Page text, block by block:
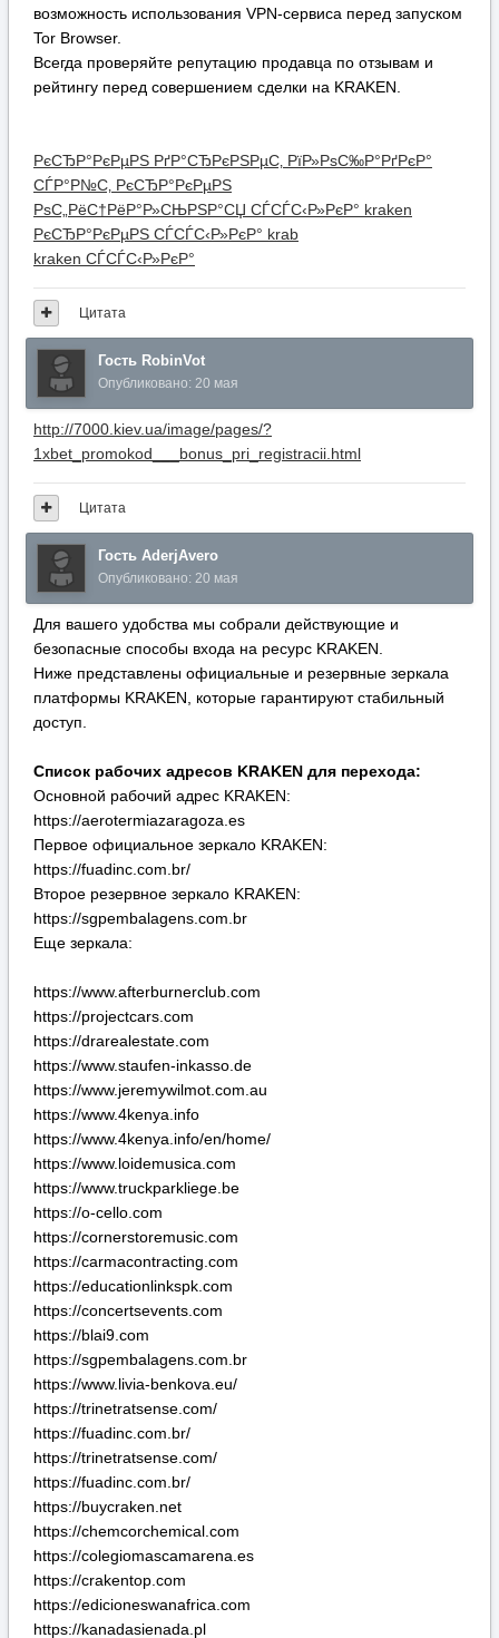
kraken СЃСЃС‹Р»РєР°
Цитата
http://7000.kiev.ua/image/pages/?
1xbet_promokod___bonus_pri_registracii.html
Цитата
Гость AderjAvero
Для вашего удобства мы собрали действующие и
безопасные способы входа на ресурс KRAKEN.
Ниже представлены официальные и резервные зеркала
платформы KRAKEN, которые гарантируют стабильный
Список рабочих адресов KRAKEN для перехода:
Основной рабочий адрес KRAKEN:
https://aerotermiazaragoza.es
Первое официальное зеркало KRAKEN:
https://fuadinc.com.br/
Второе резервное зеркало KRAKEN:
https://sgpembalagens.com.br
Еще зеркала:
https://projectcars.com
https://drarealestate.com
https://www.staufen-inkasso.de
https://www.jeremywilmot.com.au
https://www.4kenya.info
https://www.4kenya.info/en/home/
https://www.loidemusica.com
https://www.truckparkliege.be
https://cornerstoremusic.com
https://carmacontracting.com
https://educationlinkspk.com
https://concertsevents.com
https://blai9.com
https://sgpembalagens.com.br
https://www.livia-benkova.eu/
https://trinetratsense.com/
https://fuadinc.com.br/
https://trinetratsense.com/
https://fuadinc.com.br/
https://buycraken.net
https://chemcorchemical.com
https://colegiomascamarena.es
https://crakentop.com
https://edicioneswanafrica.com
https://kanadasienada.pl
https://notitotal.com
https://premiercommercialres.com
https://virtualworldassistants.com
https://servigate.com
https://www.accesstohealthcare.org
https://www.adanergranada.org
https://www.beachanimalrehab.com
https://www.bunkertype.com
https://swww.grzes-bus.pl
https://aerotermiazaragoza.es